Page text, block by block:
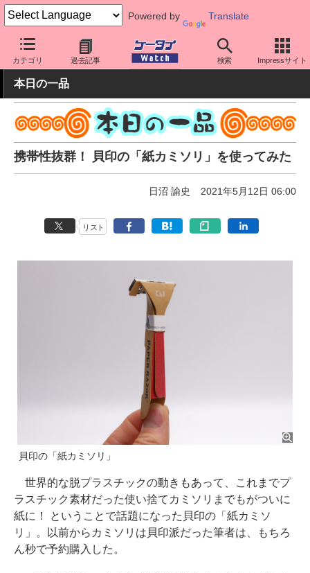
Powered by Translate
カテゴリ 過去記事 検索 Impressサイト
ケータイ Watch 周辺機器/アクセサリー その他
本日の一品
携帯性抜群！ 貝印の「紙カミソリ」を使ってみた
日沼 諭史 2021年5月12日 06:00
リスト
貝印の「紙カミソリ」
世界的な脱プラスチックの動きもあって、これまでプ
ラスチック素材だった使い捨てカミソリまでもがついに
紙に！ ということで話題になった貝印の「紙カミソ
リ」。以前からカミソリは貝印派だった筆者は、もちろ
ん秒で予約購入した。